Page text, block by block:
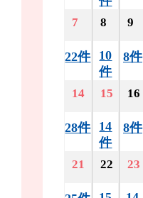
7
22件
8
10
件
9
8件
14
28件
15
14
件
16
8件
21 22 23